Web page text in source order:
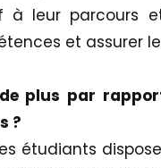
à leur parcours
et assurer
plus par
?
étudiants